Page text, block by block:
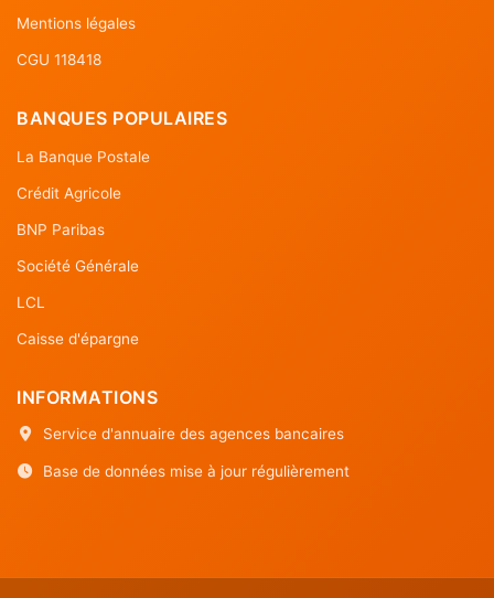
Mentions légales
CGU 118418
BANQUES POPULAIRES
La Banque Postale
Crédit Agricole
BNP Paribas
Société Générale
LCL
Caisse d'épargne
INFORMATIONS
Service d'annuaire des agences bancaires
Base de données mise à jour régulièrement